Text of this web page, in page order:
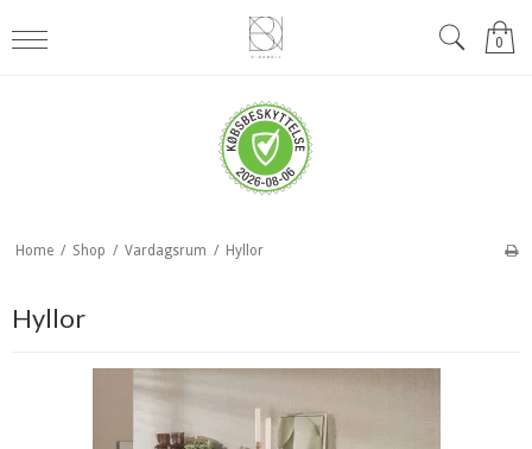
0
Home / Shop / Vardagsrum / Hyllor
Hyllor